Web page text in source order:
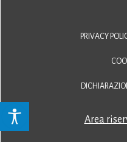
PRIVACY
Area